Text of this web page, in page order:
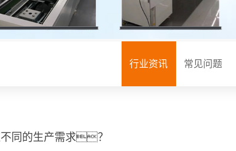
行业资讯 常见问题
同的生产需求？